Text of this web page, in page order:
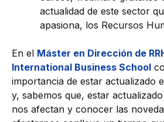
actualidad de este sector
apasiona, los Recursos
En el Máster en Dirección de
International Business School
importancia de estar actualizado
y, sabemos que, estar
nos afectan y conocer las